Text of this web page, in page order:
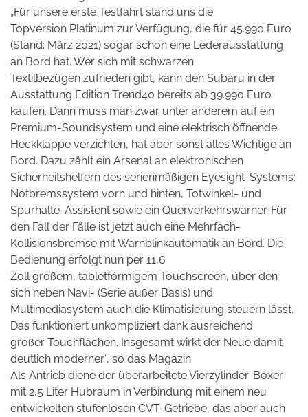
„Für unsere erste Testfahrt stand uns die
Topversion Platinum zur Verfügung, die für 45.990 Euro
(Stand: März 2021) sogar schon eine Lederausstattung
an Bord hat. Wer sich mit schwarzen
Textilbezügen zufrieden gibt, kann den Subaru in der
Ausstattung Edition Trend40 bereits ab 39.990 Euro
kaufen. Dann muss man zwar unter anderem auf ein
Premium-Soundsystem und eine elektrisch öffnende
Heckklappe verzichten, hat aber sonst alles Wichtige an
Bord. Dazu zählt ein Arsenal an elektronischen
Sicherheitshelfern des serienmäßigen Eyesight-Systems:
Notbremssystem vorn und hinten, Totwinkel- und
Spurhalte-Assistent sowie ein Querverkehrswarner. Für
den Fall der Fälle ist jetzt auch eine Mehrfach-
Kollisionsbremse mit Warnblinkautomatik an Bord. Die
Bedienung erfolgt nun per 11,6
Zoll großem, tabletförmigem Touchscreen, über den
sich neben Navi- (Serie außer Basis) und
Multimediasystem auch die Klimatisierung steuern lässt.
Das funktioniert unkompliziert dank ausreichend
großer Touchflächen. Insgesamt wirkt der Neue damit
deutlich moderner“, so das Magazin.
Als Antrieb diene der überarbeitete Vierzylinder-Boxer
mit 2,5 Liter Hubraum in Verbindung mit einem neu
entwickelten stufenlosen CVT-Getriebe, das aber auch